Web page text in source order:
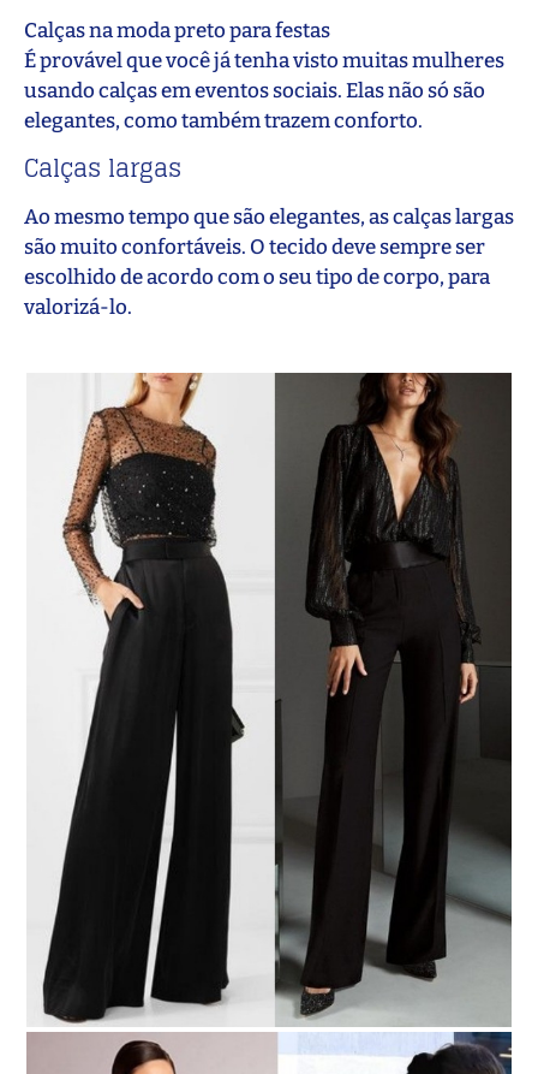
Calças na moda preto para festas
É provável que você já tenha visto muitas mulheres
usando calças em eventos sociais. Elas não só são
elegantes, como também trazem conforto.
Calças largas
Ao mesmo tempo que são elegantes, as calças largas
são muito confortáveis. O tecido deve sempre ser
escolhido de acordo com o seu tipo de corpo, para
valorizá-lo.